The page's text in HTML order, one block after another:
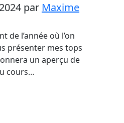
par Maxime
de l’année où l’on
présenter mes tops
un aperçu de
cours…